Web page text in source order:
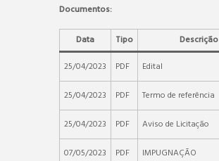
Documentos:
Data Tipo Descrição
25/04/2023
PDF Edital
25/04/2023 PDF Termo de referência
25/04/2023 PDF Aviso de Licitação
07/05/2023 PDF IMPUGNAÇÃO